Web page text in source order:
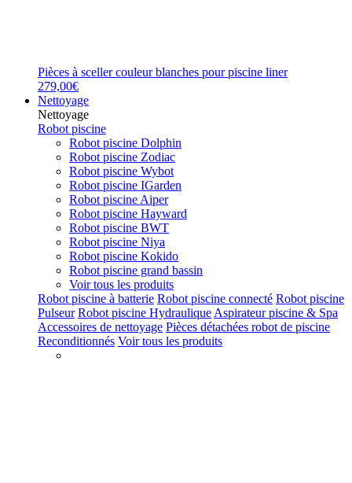
Pièces à sceller couleur blanches pour piscine liner
279,00€
Nettoyage
Nettoyage
Robot piscine
Robot piscine Dolphin
Robot piscine Zodiac
Robot piscine Wybot
Robot piscine IGarden
Robot piscine Aiper
Robot piscine Hayward
Robot piscine BWT
Robot piscine Niya
Robot piscine Kokido
Robot piscine grand bassin
Voir tous les produits
Robot piscine à batterie Robot piscine connecté Robot piscine
Pulseur Robot piscine Hydraulique Aspirateur piscine & Spa
Accessoires de nettoyage Pièces détachées robot de piscine
Reconditionnés Voir tous les produits